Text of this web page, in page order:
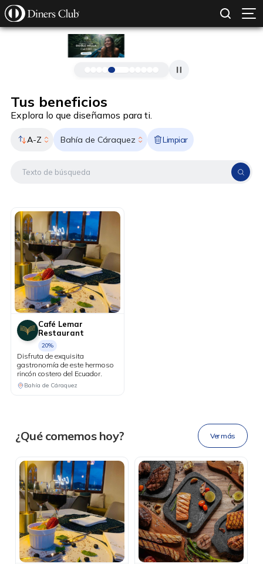
Pasar al contenido principal
Tus beneficios
Explora lo que diseñamos para ti.
A-Z Bahía de Cáraquez Limpiar
Café Lemar
Restaurant
20%
Disfruta de exquisita
gastronomía de este hermoso
rincón costero del Ecuador.
Bahía de Cáraquez
Ahora tus blu benefits
en una
sola app.
¿Qué comemos hoy? Ver más